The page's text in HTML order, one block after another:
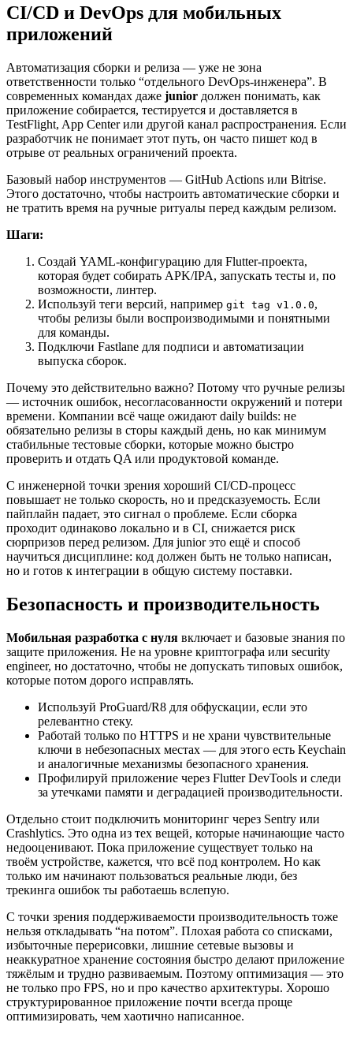
CI/CD и DevOps для мобильных
приложений
Автоматизация сборки и релиза — уже не зона
ответственности только “отдельного DevOps-инженера”. В
современных командах даже junior должен понимать, как
приложение собирается, тестируется и доставляется в
TestFlight, App Center или другой канал распространения. Если
разработчик не понимает этот путь, он часто пишет код в
отрыве от реальных ограничений проекта.
Базовый набор инструментов — GitHub Actions или Bitrise.
Этого достаточно, чтобы настроить автоматические сборки и
не тратить время на ручные ритуалы перед каждым релизом.
Шаги:
Создай YAML-конфигурацию для Flutter-проекта,
которая будет собирать APK/IPA, запускать тесты и, по
возможности, линтер.
Используй теги версий, например git tag v1.0.0,
чтобы релизы были воспроизводимыми и понятными
для команды.
Подключи Fastlane для подписи и автоматизации
выпуска сборок.
Почему это действительно важно? Потому что ручные релизы
— источник ошибок, несогласованности окружений и потери
времени. Компании всё чаще ожидают daily builds: не
обязательно релизы в сторы каждый день, но как минимум
стабильные тестовые сборки, которые можно быстро
проверить и отдать QA или продуктовой команде.
С инженерной точки зрения хороший CI/CD-процесс
повышает не только скорость, но и предсказуемость. Если
пайплайн падает, это сигнал о проблеме. Если сборка
проходит одинаково локально и в CI, снижается риск
сюрпризов перед релизом. Для junior это ещё и способ
научиться дисциплине: код должен быть не только написан,
но и готов к интеграции в общую систему поставки.
Безопасность и производительность
Мобильная разработка с нуля включает и базовые знания по
защите приложения. Не на уровне криптографа или security
engineer, но достаточно, чтобы не допускать типовых ошибок,
которые потом дорого исправлять.
Используй ProGuard/R8 для обфускации, если это
релевантно стеку.
Работай только по HTTPS и не храни чувствительные
ключи в небезопасных местах — для этого есть Keychain
и аналогичные механизмы безопасного хранения.
Профилируй приложение через Flutter DevTools и следи
за утечками памяти и деградацией производительности.
Отдельно стоит подключить мониторинг через Sentry или
Crashlytics. Это одна из тех вещей, которые начинающие часто
недооценивают. Пока приложение существует только на
твоём устройстве, кажется, что всё под контролем. Но как
только им начинают пользоваться реальные люди, без
трекинга ошибок ты работаешь вслепую.
С точки зрения поддерживаемости производительность тоже
нельзя откладывать “на потом”. Плохая работа со списками,
избыточные перерисовки, лишние сетевые вызовы и
неаккуратное хранение состояния быстро делают приложение
тяжёлым и трудно развиваемым. Поэтому оптимизация — это
не только про FPS, но и про качество архитектуры. Хорошо
структурированное приложение почти всегда проще
оптимизировать, чем хаотично написанное.